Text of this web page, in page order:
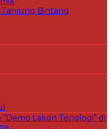
Bintang
Lakon Tenologi” di